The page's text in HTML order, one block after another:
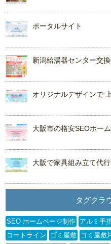
ポータルサイト
新潟給湯器センター交
オリジナルデザインで
大阪市の格安SEOホー
大阪で家具組み立て代
タグクラ
SEO ホームページ制作 アルミ手
コートライン
ゴミ屋敷 ゴミ屋敷